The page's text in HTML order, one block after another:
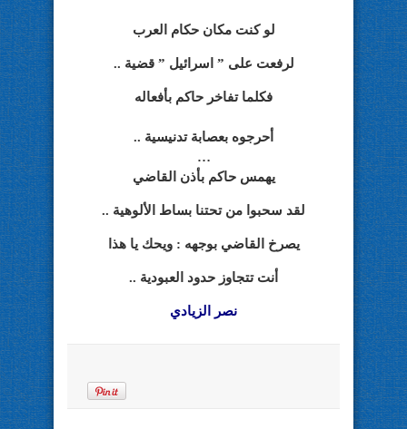
لو كنت مكان حكام العرب
لرفعت على ” اسرائيل ” قضية ..
فكلما تفاخر حاكم بأفعاله
أحرجوه بعصابة تدنيسية ..
…
يهمس حاكم بأذن القاضي
لقد سحبوا من تحتنا بساط الألوهية ..
يصرخ القاضي بوجهه : ويحك يا هذا
أنت تتجاوز حدود العبودية ..
نصر الزيادي